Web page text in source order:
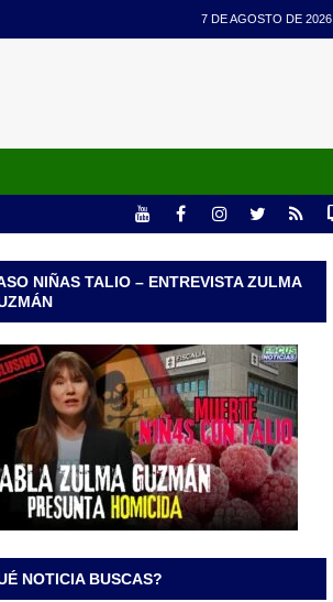
7 DE AGOSTO DE 2026
NIÑAS TALIO – ENTREVISTA ZULMA
NOTICIA BUSCAS?